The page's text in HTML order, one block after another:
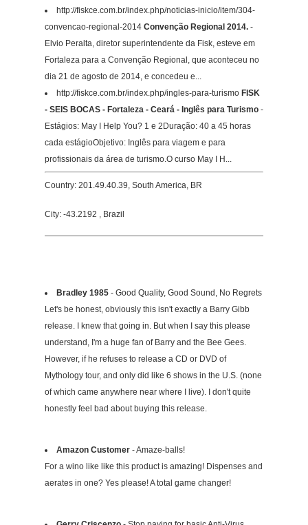
http://fiskce.com.br/index.php/noticias-inicio/item/304-
convencao-regional-2014 Convenção Regional 2014. -
Elvio Peralta, diretor superintendente da Fisk, esteve em
Fortaleza para a Convenção Regional, que aconteceu no
dia 21 de agosto de 2014, e concedeu e...
http://fiskce.com.br/index.php/ingles-para-turismo FISK
- SEIS BOCAS - Fortaleza - Ceará - Inglês para Turismo -
Estágios: May I Help You? 1 e 2Duração: 40 a 45 horas
cada estágioObjetivo: Inglês para viagem e para
profissionais da área de turismo.O curso May I H...
Country: 201.49.40.39, South America, BR
City: -43.2192 , Brazil
Bradley 1985 - Good Quality, Good Sound, No Regrets
Let's be honest, obviously this isn't exactly a Barry Gibb
release. I knew that going in. But when I say this please
understand, I'm a huge fan of Barry and the Bee Gees.
However, if he refuses to release a CD or DVD of
Mythology tour, and only did like 6 shows in the U.S. (none
of which came anywhere near where I live). I don't quite
honestly feel bad about buying this release.
Amazon Customer - Amaze-balls!
For a wino like like this product is amazing! Dispenses and
aerates in one? Yes please! A total game changer!